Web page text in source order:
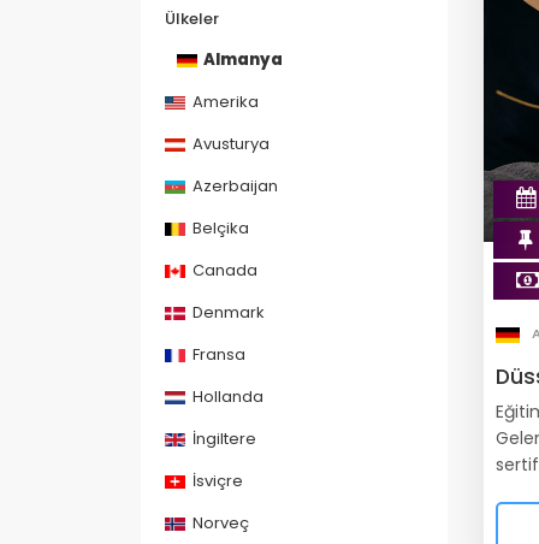
Ülkeler
Almanya
Amerika
Avusturya
Azerbaijan
Belçika
Canada
Denmark
Fransa
Hollanda
İngiltere
İsviçre
Norveç